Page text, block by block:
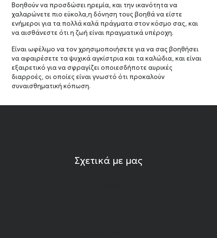
Βοηθούν να προσδώσει ηρεμία, και την ικανότητα να
χαλαρώνετε πιο εύκολα,η δόνηση τους βοηθά να είστε
ενήμεροι για τα πολλά καλά πράγματα στον κόσμο σας, και
να αισθάνεστε ότι η ζωή είναι πραγματικά υπέροχη.
Είναι ωφέλιμο να τον χρησιμοποιήσετε για να σας βοηθήσει
να αφαιρέσετε τα ψυχικά αγκίστρια και τα καλώδια, και είναι
εξαιρετικό για να σφραγίζει οποιεσδήποτε αυρικές
διαρροές, οι οποίες είναι γνωστό ότι προκαλούν
συναισθηματική κόπωση.
Σχετικά με μας